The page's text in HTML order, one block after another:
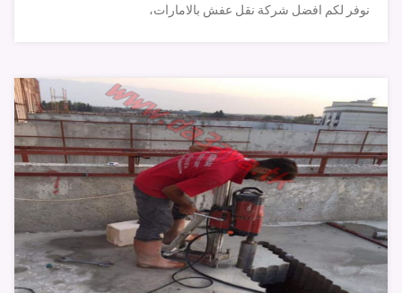
نوفر لكم افضل شركة نقل عفش بالامارات،